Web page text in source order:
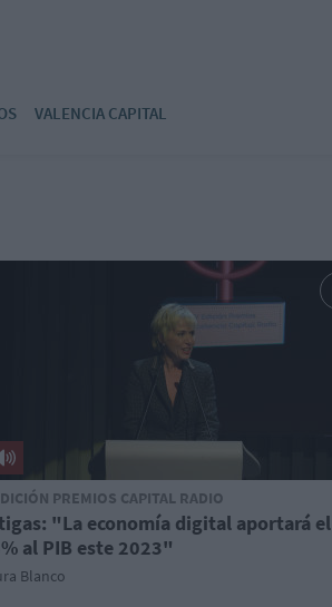
VALENCIA CAPITAL
PREMIOS CAPITAL RADIO
"La economía digital aportará el
al PIB este 2023"
Blanco